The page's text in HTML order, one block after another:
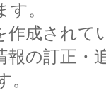
。
作成されて
報の訂正・
。